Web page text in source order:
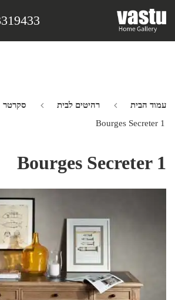
עמוד הבית רהיטים לבית
סקרטר Bourges
Bourges Secreter 1
Bourges Secreter 1